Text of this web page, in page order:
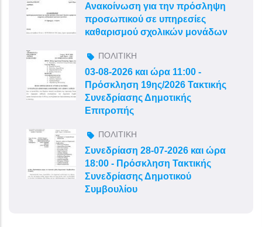
Ανακοίνωση για την πρόσληψη
προσωπικού σε υπηρεσίες
καθαρισμού σχολικών μονάδων
ΠΟΛΙΤΙΚΗ
03-08-2026 και ώρα 11:00 -
Πρόσκληση 19ης/2026 Τακτικής
Συνεδρίασης Δημοτικής
Επιτροπής
ΠΟΛΙΤΙΚΗ
Συνεδρίαση 28-07-2026 και ώρα
18:00 - Πρόσκληση Τακτικής
Συνεδρίασης Δημοτικού
Συμβουλίου